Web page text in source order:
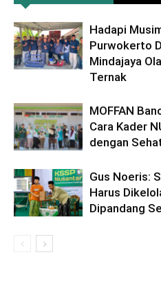
Hadapi
Purwokerto
Mindajaya
Ternak
MOFFAN
Cara Kader
dengan
Gus Noeris:
Harus
Dipandang